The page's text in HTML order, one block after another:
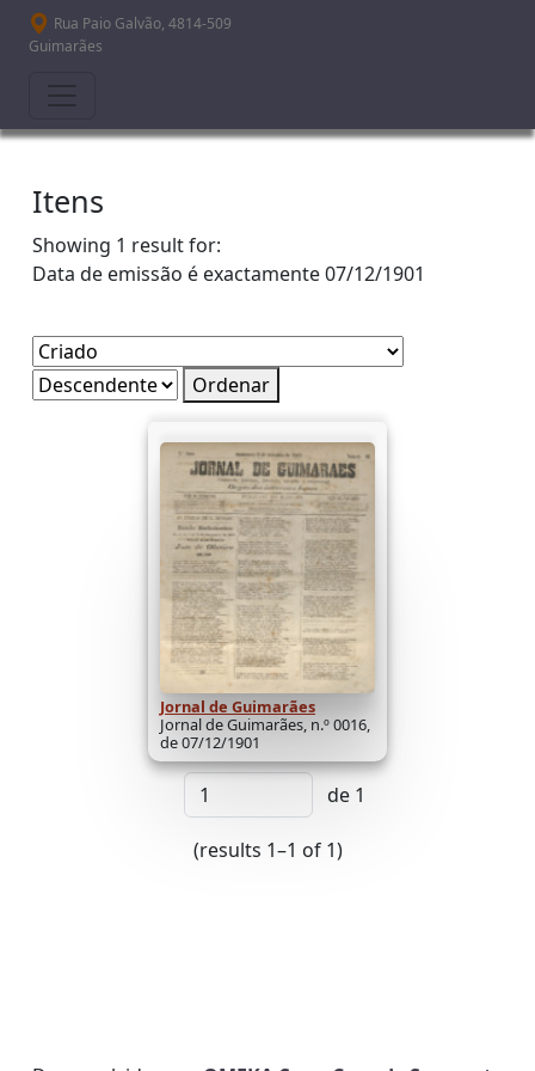
Passar para o conteúdo principal
Rua Paio Galvão, 4814-509
Guimarães
Itens
Showing 1 result for:
Data de emissão é exactamente07/12/1901
Ordenar
Jornal de Guimarães
Jornal de Guimarães, n.º 0016,
de 07/12/1901
de 1
(results 1–1 of 1)